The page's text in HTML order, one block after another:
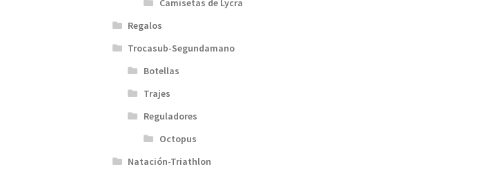
Camisetas de Lycra
Regalos
Trocasub-Segundamano
Botellas
Trajes
Reguladores
Octopus
Natación-Triathlon